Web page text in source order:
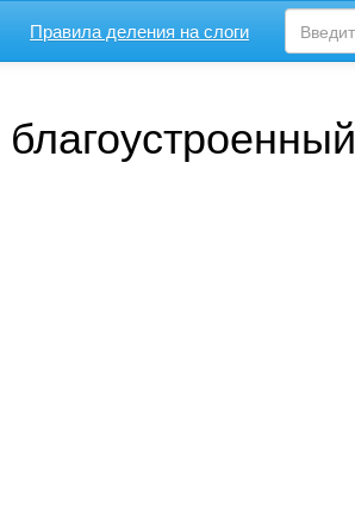
Правила деления на слоги